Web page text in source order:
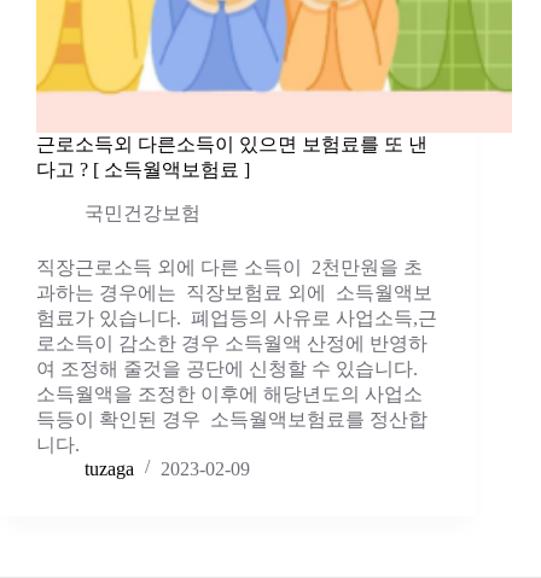
근로소득외 다른소득이 있으면 보험료를 또 낸
다고 ? [ 소득월액보험료 ]
국민건강보험
직장근로소득 외에 다른 소득이 2천만원을 초
과하는 경우에는 직장보험료 외에 소득월액보
험료가 있습니다. 폐업등의 사유로 사업소득,근
로소득이 감소한 경우 소득월액 산정에 반영하
여 조정해 줄것을 공단에 신청할 수 있습니다.
소득월액을 조정한 이후에 해당년도의 사업소
득등이 확인된 경우 소득월액보험료를 정산합
니다.
tuzaga
2023-02-09